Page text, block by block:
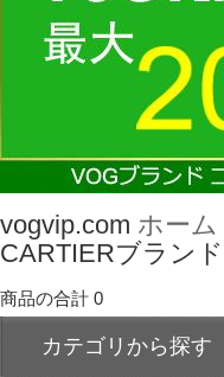
vogvip.com ホーム
CARTIERブラン
商品の合計 0
カテゴリから探す